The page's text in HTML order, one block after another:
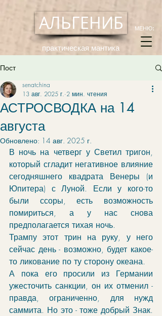
АЛЬГЕНИБ
практическая мантика
МЕНЮ:
Пост
АСТРОСВОДКА на 14
августа
senatchina
13 авг. 2025 г. 2 мин. чтения
Обновлено: 14 авг. 2025 г.
В ночь на четверг у Светил тригон,
который сгладит негативное влияние
сегодняшнего квадрата Венеры (и
Юпитера) с Луной. Если у кого-то
были ссоры, есть возможность
помириться, а у нас снова
предполагается тихая ночь.
Трампу этот трин на руку, у него
сейчас день - возможно, будет какое-
то ликование по ту сторону океана.
А пока его просили из Германии
ужесточить санкции, он их отменил -
правда, ограниченно, для нужд
саммита. Но это - тоже добрый Знак.